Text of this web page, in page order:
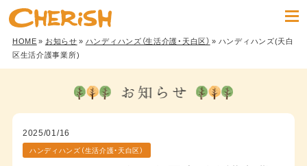
HOME» お知らせ» ハンディハンズ（生活介護・天白区） » ハンディハンズ(天白
区生活介護事業所)
2025/01/16
ハンディハンズ（生活介護・天白区）